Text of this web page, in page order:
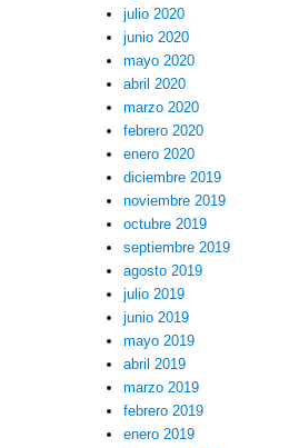
julio 2020
junio 2020
mayo 2020
abril 2020
marzo 2020
febrero 2020
enero 2020
diciembre 2019
noviembre 2019
octubre 2019
septiembre 2019
agosto 2019
julio 2019
junio 2019
mayo 2019
abril 2019
marzo 2019
febrero 2019
enero 2019